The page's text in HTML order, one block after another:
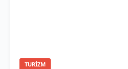
TURIZM